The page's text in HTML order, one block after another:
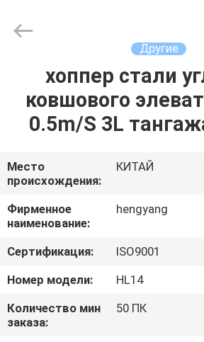
ДОМ
ПРОДУКТЫ
О
НАС
ПУТЕШЕСТВИЕ
ФАБРИКИ
ПРОВЕРКА
КАЧЕСТВА
Industrial
Другие
хоппер стали
ковшового
0.5m/S 3L
Место
происхождения:
КИТАЙ
Фирменное
наименование:
hengyang
Сертификация:
ISO9001
Номер модели:
HL14
Количество мин
заказа:
50 ПК